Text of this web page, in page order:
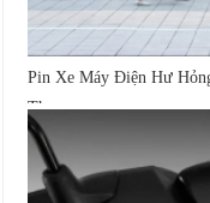
Pin Xe Máy Điện Hư
Thay...